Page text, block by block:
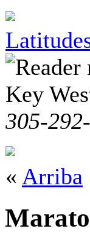
Key
305-
« Arriba